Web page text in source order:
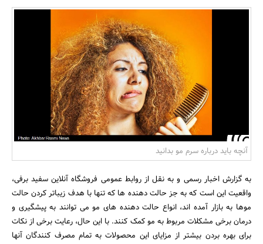
مسکن و ساختمان
آنچه باید درباره سرم مو بدانید
به گزارش اخبار رسمی و به نقل از روابط عمومی فروشگاه آنلاین سفید برفی،
واقعیت این است که به جز حالت دهنده ها که تنها با هدف زیباتر کردن حالت
موها به بازار آمده اند، انواع حالت دهنده های مو می توانند به پیشگیری و
درمان برخی مشکلات مربوط به مو کمک کنند. با این حال، رعایت برخی از نکات
برای بهره بردن بیشتر از مزایای این محصولات به تمام مصرف کنندگان آنها